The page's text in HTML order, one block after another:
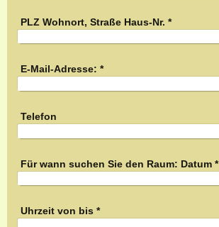
PLZ Wohnort, Straße Haus-Nr. *
E-Mail-Adresse: *
Telefon
Für wann suchen Sie den Raum: Datum*
Uhrzeit von bis *